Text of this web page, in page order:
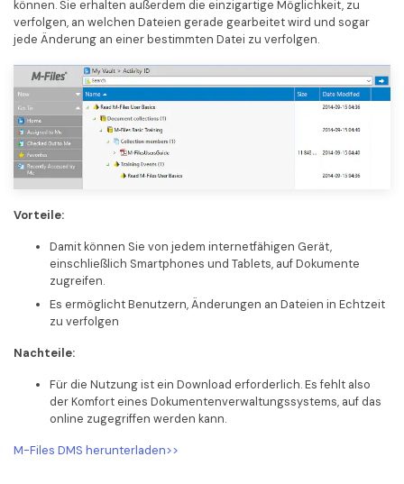
können. Sie erhalten außerdem die einzigartige Möglichkeit, zu
verfolgen, an welchen Dateien gerade gearbeitet wird und sogar
jede Änderung an einer bestimmten Datei zu verfolgen.
Vorteile:
Damit können Sie von jedem internetfähigen Gerät,
einschließlich Smartphones und Tablets, auf Dokumente
zugreifen.
Es ermöglicht Benutzern, Änderungen an Dateien in Echtzeit
zu verfolgen
Nachteile:
Für die Nutzung ist ein Download erforderlich. Es fehlt also
der Komfort eines Dokumentenverwaltungssystems, auf das
online zugegriffen werden kann.
M-Files DMS herunterladen>>